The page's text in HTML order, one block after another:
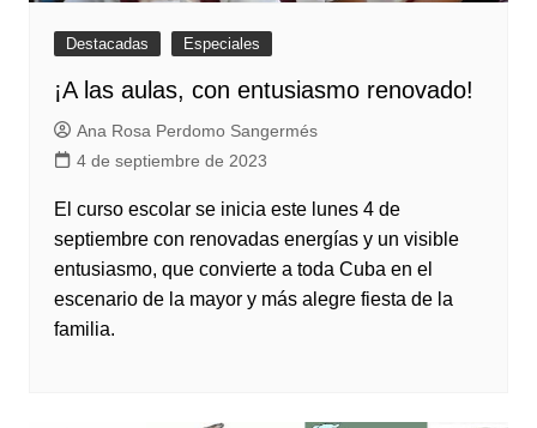
Destacadas Especiales
¡A las aulas, con entusiasmo renovado!
Ana Rosa Perdomo Sangermés
4 de septiembre de 2023
El curso escolar se inicia este lunes 4 de
septiembre con renovadas energías y un visible
entusiasmo, que convierte a toda Cuba en el
escenario de la mayor y más alegre fiesta de la
familia.